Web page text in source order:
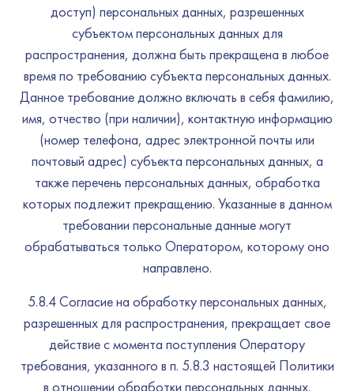
доступ) персональных данных, разрешенных
субъектом персональных данных для
распространения, должна быть прекращена в любое
время по требованию субъекта персональных данных.
Данное требование должно включать в себя фамилию,
имя, отчество (при наличии), контактную информацию
(номер телефона, адрес электронной почты или
почтовый адрес) субъекта персональных данных, а
также перечень персональных данных, обработка
которых подлежит прекращению. Указанные в данном
требовании персональные данные могут
обрабатываться только Оператором, которому оно
направлено.
5.8.4 Согласие на обработку персональных данных,
разрешенных для распространения, прекращает свое
действие с момента поступления Оператору
требования, указанного в п. 5.8.3 настоящей Политики
в отношении обработки персональных данных.